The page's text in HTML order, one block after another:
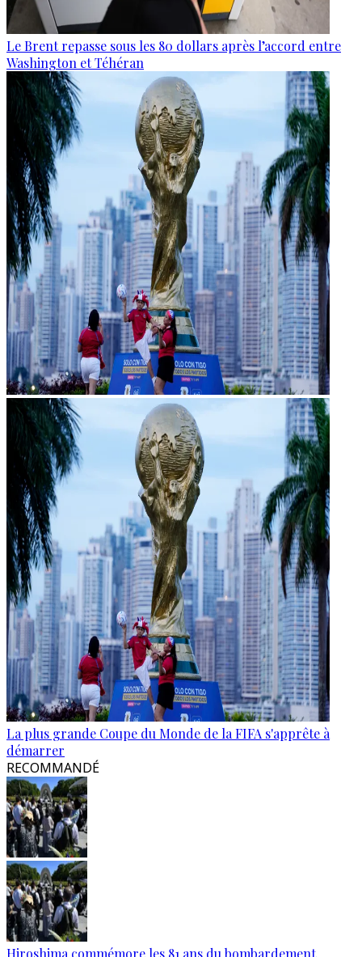
Le Brent repasse sous les 80 dollars après l’accord entre
Washington et Téhéran
La plus grande Coupe du Monde de la FIFA s'apprête à
démarrer
RECOMMANDÉ
Hiroshima commémore les 81 ans du bombardement